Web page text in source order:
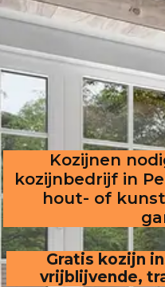
Kozijnen
kozijnbedrijf in
hout- of
Gratis kozijn
vrijblijvende,